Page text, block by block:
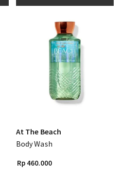
At The Beach
Body Wash
Rp 460.000